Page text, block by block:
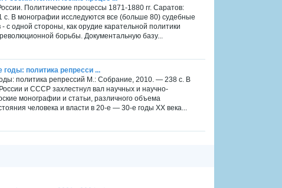
Политические процессы 1871-1880 гг. Саратов:
с. В монографии исследуются все (больше 80) судебные
одной стороны, как орудие карательной политики
борьбы. Документальную базу...
политика репресси ...
политика репрессий М.: Собрание, 2010. — 238 с. В
и СССР захлестнул вал научных и научно-
монографии и статьи, различного объема
человека и власти в 20-е — 30-е годы XX века...